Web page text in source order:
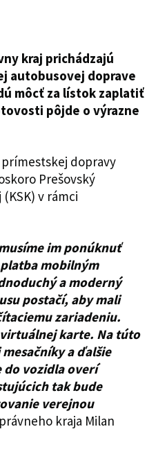
kraj prichádzajú
autobusovej doprave
môcť za lístok zaplatiť
pôjde o výrazne
dopravy
Prešovský
v rámci
im ponúknuť
mobilným
a moderný
postačí, aby mali
zariadeniu.
karte. Na túto
a ďalšie
vozidla overí
tak bude
verejnou
kraja Milan